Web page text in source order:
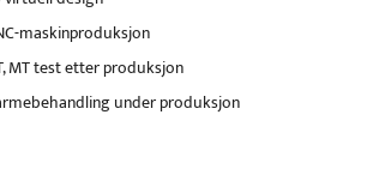
maskinproduksjon
MT test etter produksjon
under produksjon